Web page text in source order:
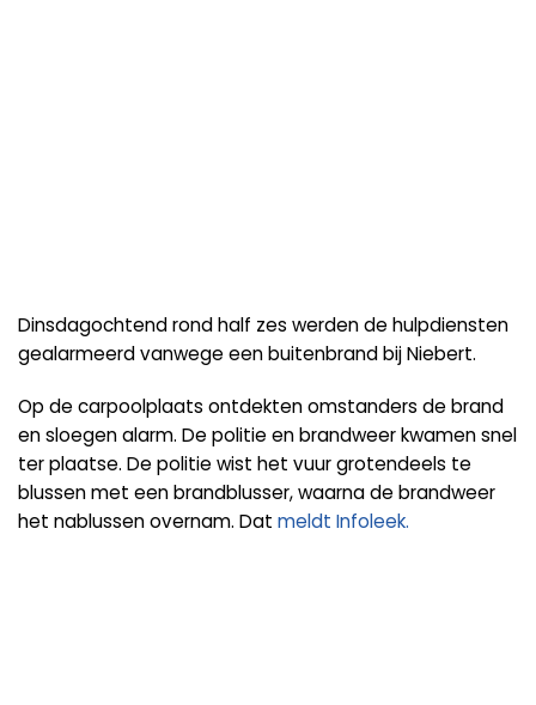
Dinsdagochtend rond half zes werden de hulpdiensten
gealarmeerd vanwege een buitenbrand bij Niebert.
Op de carpoolplaats ontdekten omstanders de brand
en sloegen alarm. De politie en brandweer kwamen snel
ter plaatse. De politie wist het vuur grotendeels te
blussen met een brandblusser, waarna de brandweer
het nablussen overnam. Dat meldt Infoleek.